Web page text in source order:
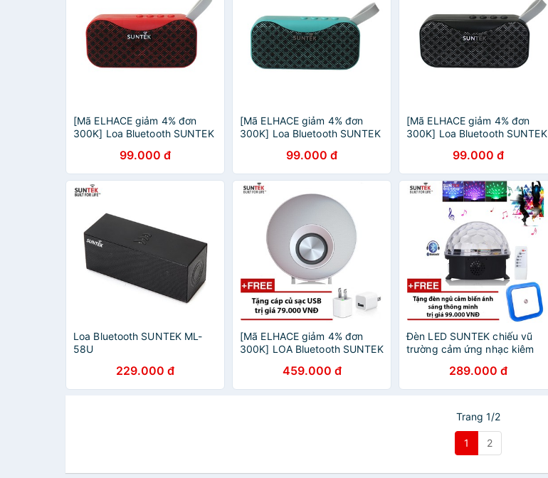
[Mã ELHACE giảm 4% đơn
300K] Loa Bluetooth SUNTEK
99.000 đ
[Mã ELHACE giảm 4% đơn
300K] Loa Bluetooth SUNTEK
99.000 đ
[Mã ELHACE giảm 4% đơn
300K] Loa Bluetooth SUNTEK
Xanh lá - Xanh dương)
99.000 đ
Loa Bluetooth SUNTEK ML-
58U
229.000 đ
[Mã ELHACE giảm 4% đơn
300K] LOA Bluetooth SUNTEK
459.000 đ
Đèn LED SUNTEK chiếu vũ
trường cảm ứng nhạc kiêm
289.000 đ
Trang 1/2
1 2